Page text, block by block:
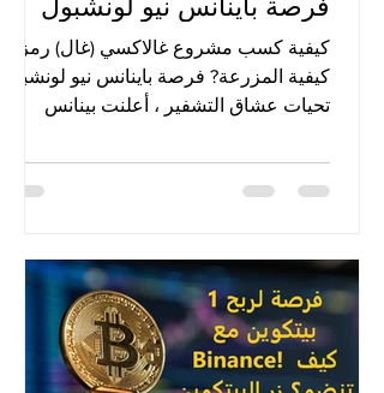
فرصة باينانس نيو لونشبول
كيفية كسب مشروع غالاكسي (غال) رمز?
كيفية المزرعة? فرصة باينانس نيو لونشبول
تحيات عشاق التشفير ، أعلنت بينانس